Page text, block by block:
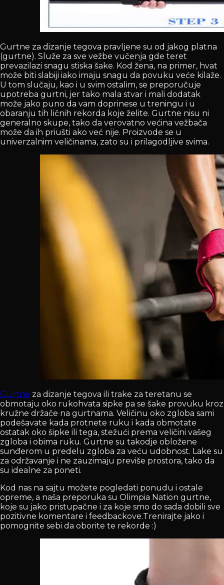
Gurtne za dizanje tegova pravljene su od jakog platna
(gurtne). Služe za sve vežbe vučenja gde teret
prevazilazi snagu stiska šake. Kod žena, na primer, hvat
može biti slabiji iako imaju snagu da povuku veće kilaže.
U tom slučaju, kao i u svim ostalim, se preporučuje
upotreba gurtni, jer tako mala stvar i mali dodatak
može jako puno da vam doprinese u treningu i u
obaranju tih ličnih rekorda koje želite. Gurtne nisu ni
generalno skupe, tako da verovatno većina vežbača
može da ih priušti ako već nije. Proizvode se u
univerzalnim veličinama, zato su i prilagodljive svima.
Gurtne za dizanje tegova ili trake za teretanu se
obmotaju oko rukohvata sipke pa se šake provuku kroz
kružne držače na gurtnama. Veličinu oko zgloba sami
podešavate kada protnete ruku i kada obmotate
ostatak oko šipke ili tega, stežući prema veličini vašeg
zgloba i obima ruku. Gurtne su takodje obložene
sunđerom u predelu zgloba za veću udobnost. Lake su
za održavanje i ne zauzimaju previše prostora, tako da
su idealne za poneti.
Kod nas na sajtu možete pogledati ponudu i ostale
opreme, a naša preporuka su Olimpia Nation gurtne,
koje su jako pristupačne i za koje smo do sada dobili sve
pozitivne komentare i feedbackove.Trenirajte jako i
pomognite sebi da oborite te rekorde :)